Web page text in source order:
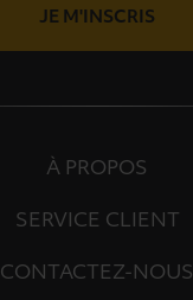
JE M'INSCRIS
À PROPOS
SERVICE CLIENT
CONTACTEZ-NOUS